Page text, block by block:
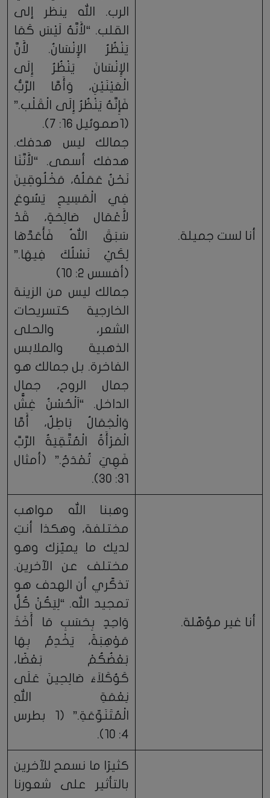
أنا لست جميلة.
الرب. الله ينظر إلى
القلب. “لأَنَّهُ لَيْسَ كَمَا
يَنْظُرُ الإِنْسَانُ. لأَنَّ
الإِنْسَانَ يَنْظُرُ إِلَى
الْعَيْنَيْنِ، وَأَمَّا الرَّبُّ
فَإِنَّهُ يَنْظُرُ إِلَى الْقَلْب.”
(1صموئيل 16: 7).
جمالك ليس هدفك.
هدفك أسمى. “لأَنَّنَا
نَحْنُ عَمَلُهُ، مَخْلُوقِينَ
فِي الْمَسِيحِ يَسُوعَ
لأَعْمَال صَالِحَةٍ، قَدْ
سَبَقَ اللهُ فَأَعَدَّهَا
لِكَيْ نَسْلُكَ فِيهَا.”
(أفسس 2: 10)
جمالك ليس من الزينة
الخارجية كتسريحات
الشعر، والحلى
الذهبية والملابس
الفاخرة. بل جمالك هو
جمال الروح، جمال
الداخل. “اَلْحُسْنُ غِشٌّ
وَالْجَمَالُ بَاطِلٌ، أَمَّا
الْمَرْأَةُ الْمُتَّقِيَةُ الرَّبَّ
فَهِيَ تُمْدَحُ.” (أمثال
31: 30).
أنا غير مؤهّلة.
وهبنا الله مواهب
مختلفة، وهكذا أنتِ
لديك ما يميّزك وهو
مختلف عن الآخرين.
تذكّري أن الهدف هو
تمجيد الله. “لِيَكُنْ كُلُّ
وَاحِدٍ بِحَسَبِ مَا أَخَذَ
مَوْهِبَةً، يَخْدِمُ بِهَا
بَعْضُكُمْ بَعْضًا،
كَوُكَلاَءَ صَالِحِينَ عَلَى
نِعْمَةِ اللهِ
الْمُتَنَوِّعَةِ.” (1 بطرس
4: 10).
كثيرًا ما نسمح للآخرين
بالتأثير على شعورنا